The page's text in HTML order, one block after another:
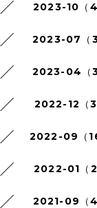
2023-10（4
2023-07（3
2023-04（3
2022-12（3
2022-09（16
2022-01（2
2021-09（4